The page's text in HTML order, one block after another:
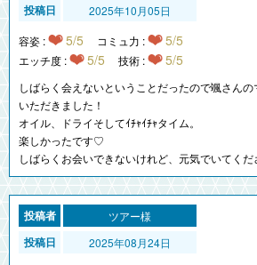
2025年10月05日
容姿 :
5/5 コミュ力 : 5/5
エッチ度 : 5/5 技術 : 5/5
しばらく会えないということだったので颯さん
いただきました！
オイル、ドライそしてｲﾁｬｲﾁｬタイム。
楽しかったです♡
しばらくお会いできないけれど、元気でいてく
ツアー様
2025年08月24日